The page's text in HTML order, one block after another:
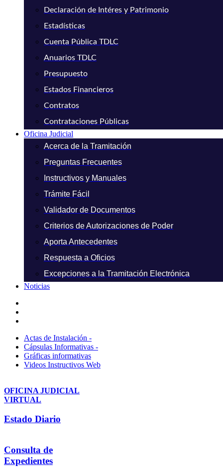
Declaración de Intéres y Patrimonio
Estadísticas
Cuenta Pública TDLC
Anuarios TDLC
Presupuesto
Estados Financieros
Contratos
Contrataciones Públicas
Oficina Judicial
Acerca de la Tramitación
Preguntas Frecuentes
Instructivos y Manuales
Trámite Fácil
Validador de Documentos
Criterios de Autorizaciones de Poder
Aporta Antecedentes
Respuesta a Oficios
Excepciones a la Tramitación Electrónica
Noticias
Actas de Instalación -
Cápsulas Informativas -
Gráficas informativas
Videos Instructivos Web
OFICINA JUDICIAL
VIRTUAL
Estado Diario
Consulta de
Expedientes